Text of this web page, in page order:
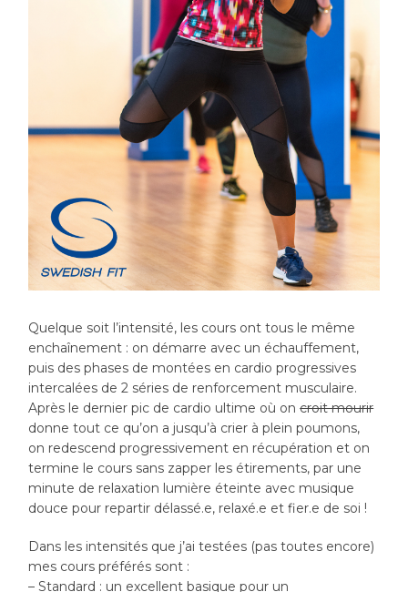
Quelque soit l’intensité, les cours ont tous le même
enchaînement : on démarre avec un échauffement,
puis des phases de montées en cardio progressives
intercalées de 2 séries de renforcement musculaire.
Après le dernier pic de cardio ultime où oncroit mourir
donne tout ce qu’on a jusqu’à crier à plein poumons,
on redescend progressivement en récupération et on
termine le cours sans zapper les étirements, par une
minute de relaxation lumière éteinte avec musique
douce pour repartir délassé.e, relaxé.e et fier.e de soi !
Dans les intensités que j’ai testées (pas toutes encore)
mes cours préférés sont :
– Standard : un excellent basique pour un